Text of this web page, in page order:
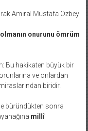
Amiral Mustafa Özbey
onurunu ömrüm
Bu hakikaten büyük bir
ve onlardan
biridir.
büründükten sonra
millî